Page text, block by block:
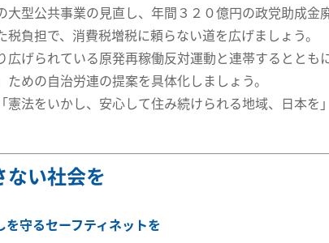
大型公共事業の見直し、年間３２０億円の政党助成金
負担で、消費税増税に頼らない道を広げましょう。
広げられている原発再稼働反対運動と連帯するととも
めの自治労連の提案を具体化しましょう。
憲法をいかし、安心して住み続けられる地域、日本
い社会を
守るセーフティネットを